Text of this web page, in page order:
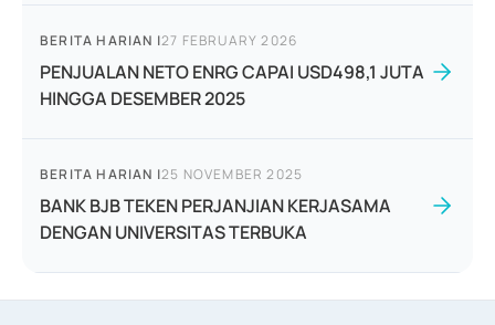
BERITA HARIAN |27 FEBRUARY 2026
PENJUALAN NETO ENRG CAPAI USD498,1 JUTA
HINGGA DESEMBER 2025
BERITA HARIAN |25 NOVEMBER 2025
BANK BJB TEKEN PERJANJIAN KERJASAMA
DENGAN UNIVERSITAS TERBUKA